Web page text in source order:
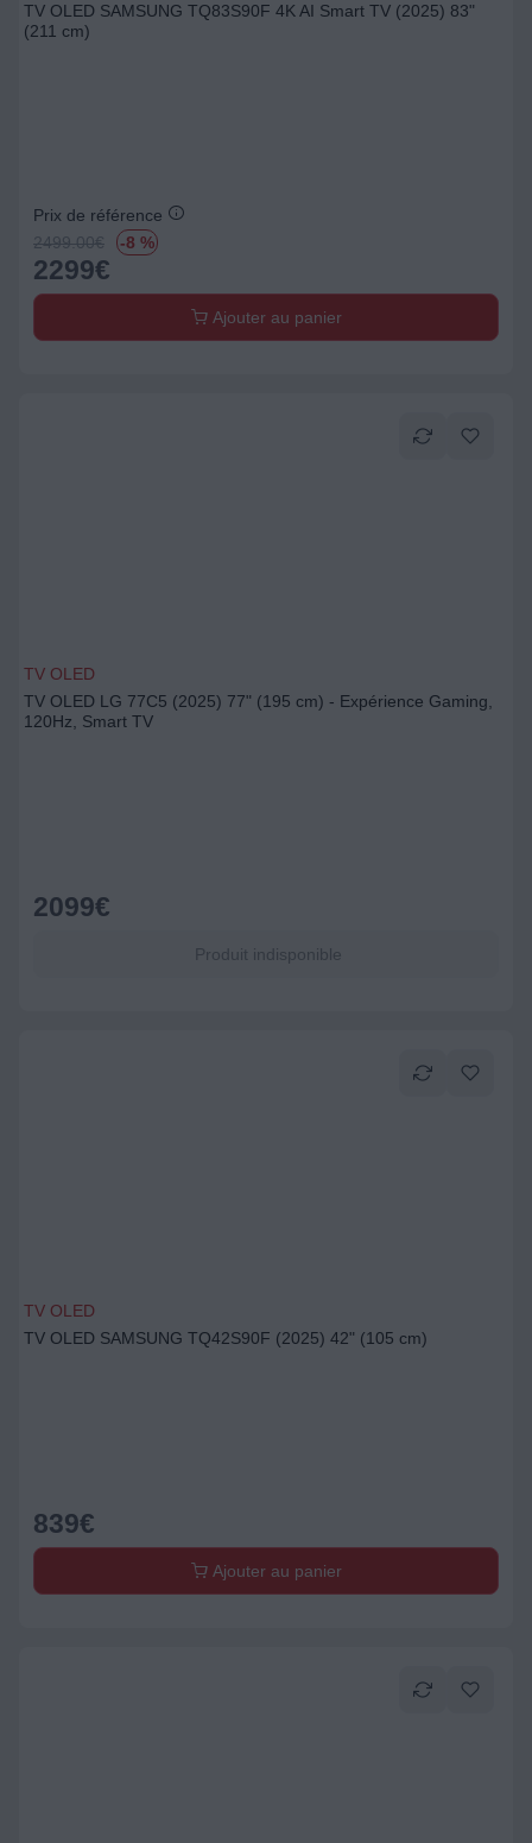
TV OLED SAMSUNG TQ83S90F 4K AI Smart TV (2025) 83"
(211 cm)
Prix de référence
2499.00€ -8 %
2299€
Ajouter au panier
TV OLED
TV OLED LG 77C5 (2025) 77" (195 cm) - Expérience Gaming,
120Hz, Smart TV
2099€
Produit indisponible
TV OLED
TV OLED SAMSUNG TQ42S90F (2025) 42" (105 cm)
839€
Ajouter au panier